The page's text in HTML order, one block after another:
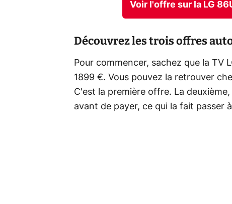
Voir l'offre sur la LG
Découvrez les trois offres
Pour commencer, sachez que la TV
1899 €. Vous pouvez la retrouver
C'est la première offre. La
avant de payer, ce qui la fait passer